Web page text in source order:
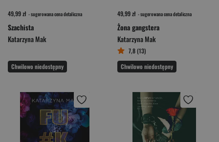
49,99 zł - sugerowana cena detaliczna
Szachista
Katarzyna Mak
Chwilowo niedostępny
49,99 zł - sugerowana cena detaliczna
Żona gangstera
Katarzyna Mak
7,8 (13)
Chwilowo niedostępny